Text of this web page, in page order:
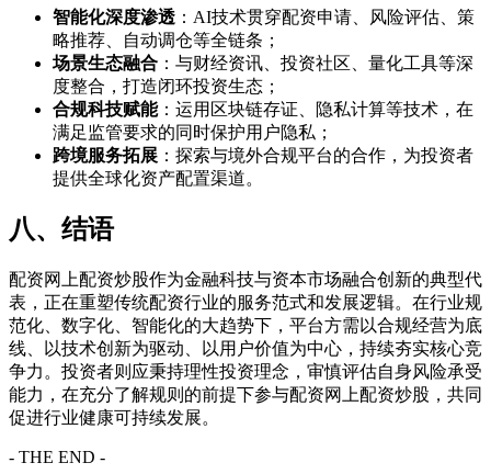
智能化深度渗透 ：AI技术贯穿配资申请、风险评估、策
略推荐、自动调仓等全链条；
场景生态融合 ：与财经资讯、投资社区、量化工具等深
度整合，打造闭环投资生态；
合规科技赋能：运用区块链存证、隐私计算等技术，在
满足监管要求的同时保护用户隐私；
跨境服务拓展 ：探索与境外合规平台的合作，为投资者
提供全球化资产配置渠道。
八、结语
配资网上配资炒股作为金融科技与资本市场融合创新的典型代
表，正在重塑传统配资行业的服务范式和发展逻辑。在行业规
范化、数字化、智能化的大趋势下，平台方需以合规经营为底
线、以技术创新为驱动、以用户价值为中心，持续夯实核心竞
争力。投资者则应秉持理性投资理念，审慎评估自身风险承受
能力，在充分了解规则的前提下参与配资网上配资炒股，共同
促进行业健康可持续发展。
- THE END -